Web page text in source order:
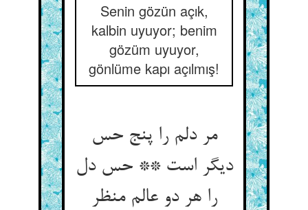
Senin gözün açık,
kalbin uyuyor; benim
gözüm uyuyor,
gönlüme kapı açılmış!
مر دلم را پنج حس
دیگر است ** حس دل
را هر دو عالم منظر